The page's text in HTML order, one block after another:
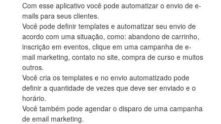
Com esse aplicativo você pode automatizar o envio de e-
mails para seus clientes.
Você pode definir templates e automatizar seu envio de
acordo com uma situação, como: abandono de carrinho,
inscrição em eventos, clique em uma campanha de e-
mail marketing, contato no site, compra de curso e muitos
outros.
Você cria os templates e no envio automatizado pode
definir a quantidade de vezes que deve ser enviado e o
horário.
Você também pode agendar o disparo de uma campanha
de email marketing.